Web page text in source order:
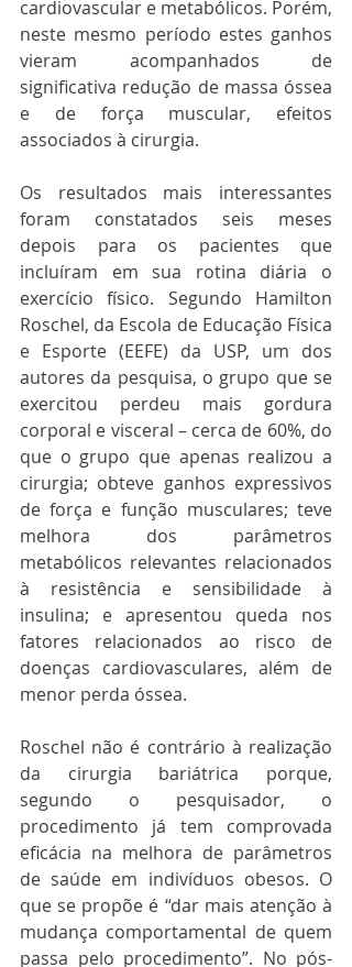
cardiovascular e metabólicos. Porém,
neste mesmo período estes ganhos
vieram acompanhados de
significativa redução de massa óssea
e de força muscular, efeitos
associados à cirurgia.
Os resultados mais interessantes
foram constatados seis meses
depois para os pacientes que
incluíram em sua rotina diária o
exercício físico. Segundo Hamilton
Roschel, da Escola de Educação Física
e Esporte (EEFE) da USP, um dos
autores da pesquisa, o grupo que se
exercitou perdeu mais gordura
corporal e visceral – cerca de 60%, do
que o grupo que apenas realizou a
cirurgia; obteve ganhos expressivos
de força e função musculares; teve
melhora dos parâmetros
metabólicos relevantes relacionados
à resistência e sensibilidade à
insulina; e apresentou queda nos
fatores relacionados ao risco de
doenças cardiovasculares, além de
menor perda óssea.
Roschel não é contrário à realização
da cirurgia bariátrica porque,
segundo o pesquisador, o
procedimento já tem comprovada
eficácia na melhora de parâmetros
de saúde em indivíduos obesos. O
que se propõe é “dar mais atenção à
mudança comportamental de quem
passa pelo procedimento”. No pós-